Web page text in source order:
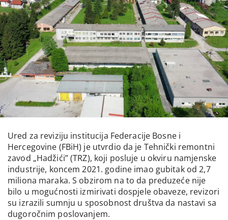
Ured za reviziju institucija Federacije Bosne i
Hercegovine (FBiH) je utvrdio da je Tehnički remontni
zavod „Hadžići” (TRZ), koji posluje u okviru namjenske
industrije, koncem 2021. godine imao gubitak od 2,7
miliona maraka. S obzirom na to da preduzeće nije
bilo u mogućnosti izmirivati dospjele obaveze, revizori
su izrazili sumnju u sposobnost društva da nastavi sa
dugoročnim poslovanjem.